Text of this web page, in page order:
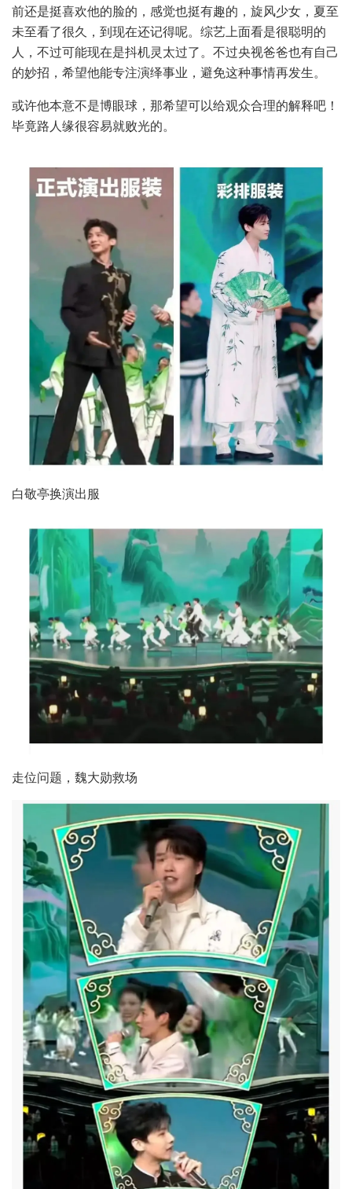
前还是挺喜欢他的脸的，感觉也挺有趣的，旋风少女，夏至
未至看了很久，到现在还记得呢。综艺上面看是很聪明的
人，不过可能现在是抖机灵太过了。不过央视爸爸也有自己
的妙招，希望他能专注演绎事业，避免这种事情再发生。
或许他本意不是博眼球，那希望可以给观众合理的解释吧！
毕竟路人缘很容易就败光的。
白敬亭换演出服
走位问题，魏大勋救场